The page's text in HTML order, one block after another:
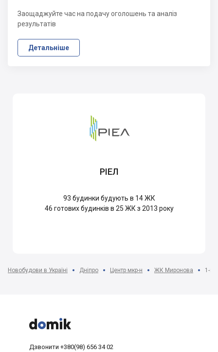
Заощаджуйте час на подачу оголошень та аналіз
результатів
Детальніше
РІЕЛ
93 будинки будують в 14 ЖК
46 готових будинків в 25 ЖК з 2013 року
Новобудови в Україні Дніпро Центр мкр-н ЖК Миронова 1-



Дзвонити +380(98) 656 34 02